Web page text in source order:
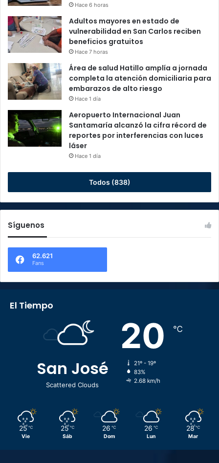
Hace 6 horas
Adultos mayores en estado de
vulnerabilidad en San Carlos reciben
beneficios gratuitos
Hace 7 horas
Área de salud Hatillo amplía a jornada
completa la atención domiciliaria para
embarazos de alto riesgo
Hace 1 día
Aeropuerto Internacional Juan
Santamaría alcanzó la cifra récord de
reportes por interferencias con luces
láser
Hace 1 día
Todos (838)
Síguenos
62.621
Fans
El Tiempo
San José
Scattered Clouds
20 ℃
21º - 19º
83%
2.68 km/h
25 ℃
Vie
25 ℃
Sáb
26 ℃
Dom
26 ℃
Lun
28 ℃
Mar